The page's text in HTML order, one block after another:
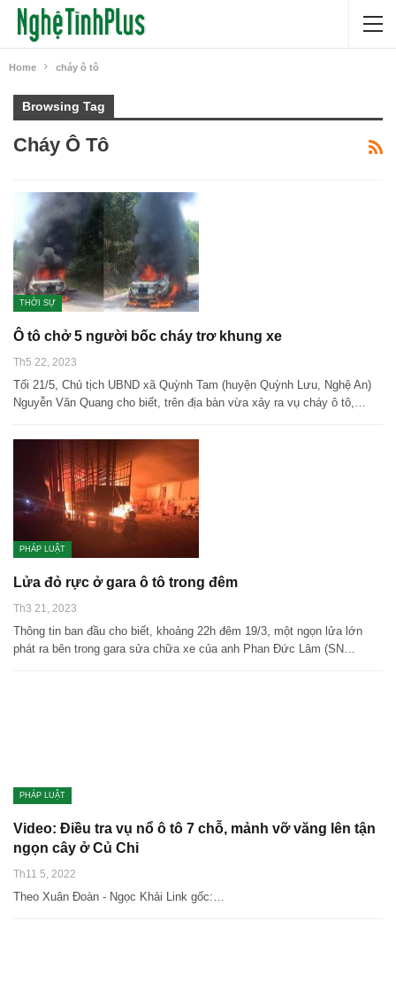
Home cháy ô tô
Browsing Tag
Cháy Ô Tô
THỜI SỰ
Ô tô chở 5 người bốc cháy trơ khung xe
Th5 22, 2023
Tối 21/5, Chủ tịch UBND xã Quỳnh Tam (huyện Quỳnh Lưu, Nghệ An)
Nguyễn Văn Quang cho biết, trên địa bàn vừa xảy ra vụ cháy ô tô,…
PHÁP LUẬT
Lửa đỏ rực ở gara ô tô trong đêm
Th3 21, 2023
Thông tin ban đầu cho biết, khoảng 22h đêm 19/3, một ngọn lửa lớn
phát ra bên trong gara sửa chữa xe của anh Phan Đức Lâm (SN…
PHÁP LUẬT
Video: Điều tra vụ nổ ô tô 7 chỗ, mảnh vỡ văng lên tận
ngọn cây ở Củ Chi
Th11 5, 2022
Theo Xuân Đoàn - Ngọc Khải Link gốc:…